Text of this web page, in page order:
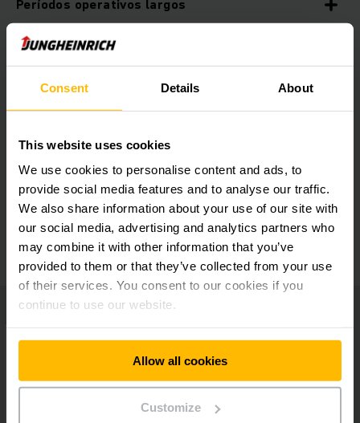
Consent Details About
This website uses cookies
We use cookies to personalise content and ads, to
provide social media features and to analyse our traffic.
We also share information about your use of our site with
our social media, advertising and analytics partners who
may combine it with other information that you’ve
provided to them or that they’ve collected from your use
of their services. You consent to our cookies if you
continue to use our website.
Allow all cookies
Customize
Períodos operativos largos
Gran número de accesorios
Estructura perfectamente concebida
Gran facilidad de uso